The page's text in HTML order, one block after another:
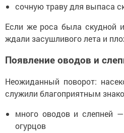
сочную траву для выпаса
Если же роса была скудной
ждали засушливого лета и
Появление оводов и
Неожиданный поворот:
служили благоприятным
много оводов и слепней
огурцов